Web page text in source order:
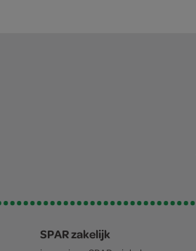
SPAR zakelijk